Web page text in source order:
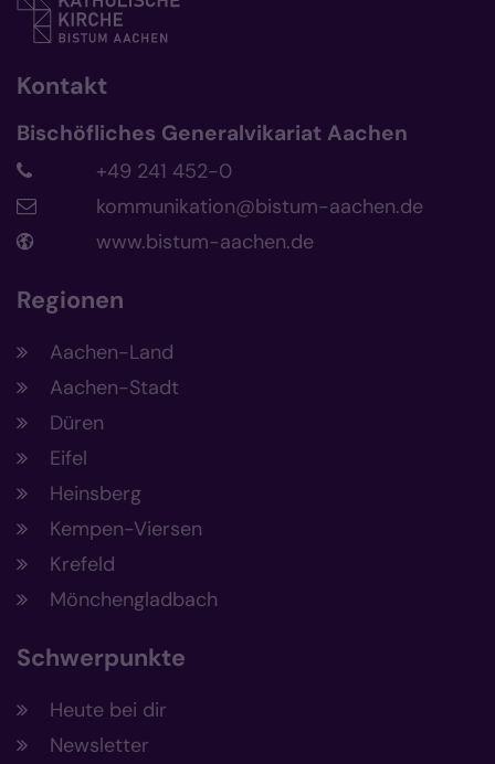
Kontakt
Bischöfliches Generalvikariat Aachen
+49 241 452-0
kommunikation@bistum-aachen.de
www.bistum-aachen.de
Regionen
Aachen-Land
Aachen-Stadt
Düren
Eifel
Heinsberg
Kempen-Viersen
Krefeld
Mönchengladbach
Schwerpunkte
Heute bei dir
Newsletter